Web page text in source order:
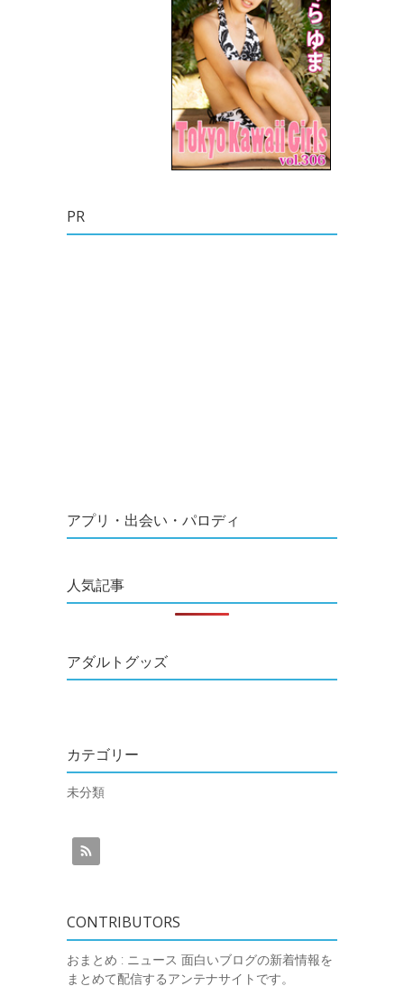
PR
アプリ・出会い・パロディ
人気記事
アダルトグッズ
カテゴリー
未分類
CONTRIBUTORS
おまとめ : ニュース 面白いブログの新着情報を
まとめて配信するアンテナサイトです。